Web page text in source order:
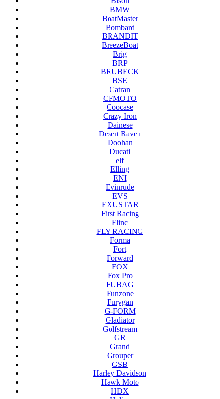
BMW
BoatMaster
Bombard
BRANDIT
BreezeBoat
Brig
BRP
BRUBECK
BSE
Catran
CFMOTO
Coocase
Crazy Iron
Dainese
Desert Raven
Doohan
Ducati
elf
Elling
ENI
Evinrude
EVS
EXUSTAR
First Racing
Flinc
FLY RACING
Forma
Fort
Forward
FOX
Fox Pro
FUBAG
Funzone
Furygan
G-FORM
Gladiator
Golfstream
GR
Grand
Grouper
GSB
Harley Davidson
Hawk Moto
HDX